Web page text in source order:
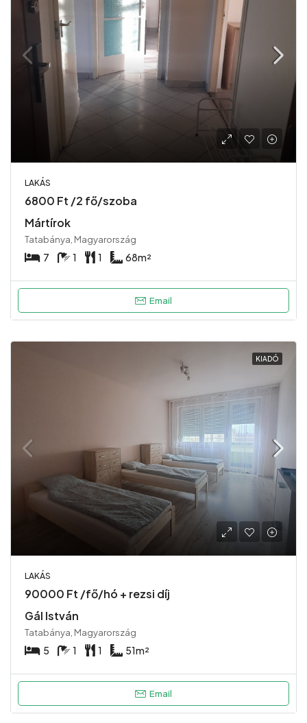
LAKÁS
6800 Ft /2 fő/szoba
Mártírok
Tatabánya, Magyarország
7 1 1 68m²
Email
KIADÓ
LAKÁS
90000 Ft /fő/hó + rezsi díj
Gál István
Tatabánya, Magyarország
5 1 1 51m²
Email